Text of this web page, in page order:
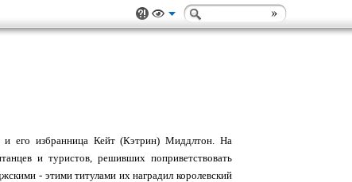
и его избранница Кейт (Кэтрин) Миддлтон. На
и туристов, решивших поприветствовать
- этими титулами их наградил королевский